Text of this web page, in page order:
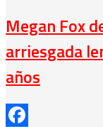
Megan Fox
arriesgada
años